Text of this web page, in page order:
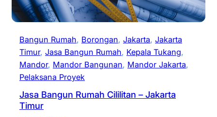
Bangun Rumah, Borongan, Jakarta, Jakarta
Timur, Jasa Bangun Rumah, Kepala Tukang
Mandor, Mandor Bangunan, Mandor Jakarta
Pelaksana Proyek
Jasa Bangun Rumah Cililitan – Jakarta
Timur